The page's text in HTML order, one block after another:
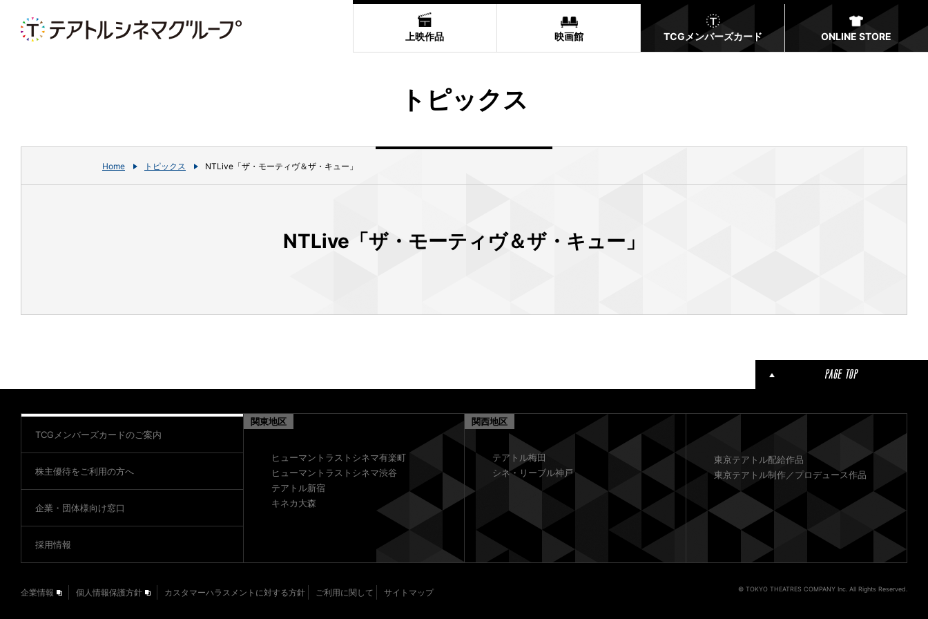
上映作品 映画館 TCGメンバーズカード ONLINE STORE
トピックス
Home トピックス NTLive「ザ・モーティヴ＆ザ・キュー」
NTLive「ザ・モーティヴ＆ザ・キュー」
TCGメンバーズカードのご案内
株主優待をご利用の方へ
企業・団体様向け窓口
採用情報
関東地区
ヒューマントラストシネマ有楽町
ヒューマントラストシネマ渋谷
テアトル新宿
キネカ大森
関西地区
テアトル梅田
シネ・リーブル神戸
東京テアトル配給作品
東京テアトル制作／プロデュース作品
企業情報 個人情報保護方針 カスタマーハラスメントに対する方針 ご利用に関して サイトマップ © TOKYO THEATRES COMPANY Inc. All Rights Reserved.